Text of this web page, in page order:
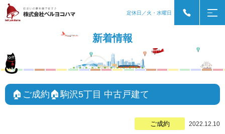
定休日／火・水曜日
新着情報
🏠ご成約🏠駒沢5丁目 中古戸建て
ご成約 2022.12.10